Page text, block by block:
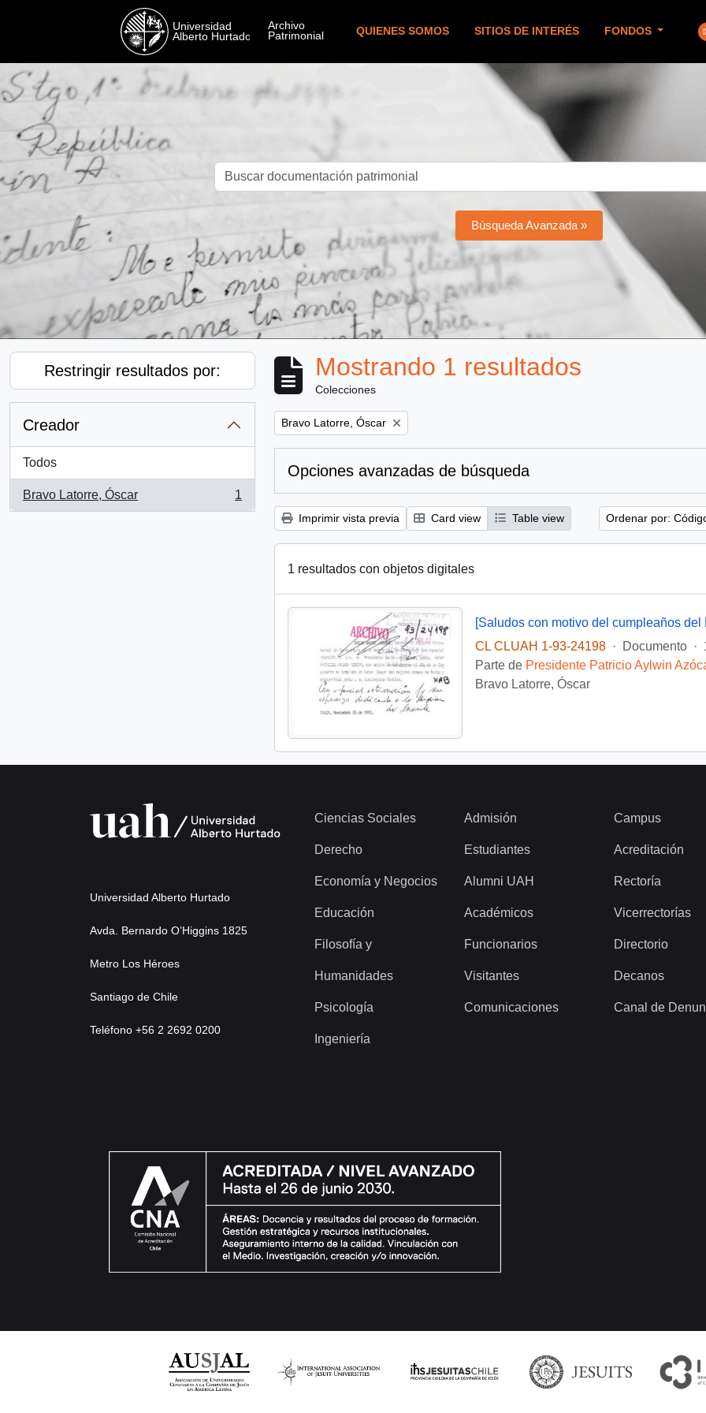
QUIENES SOMOS SITIOS DE INTERÉS FONDOS
Búsqueda Avanzada »
Restringir resultados por:
Creador
Todos
Bravo Latorre, Óscar
, 1 resultados
1
Mostrando 1 resultados
Colecciones
Remove filter:
Bravo Latorre, Óscar
Opciones avanzadas de búsqueda
Imprimir vista previa Card view Table view Ordenar por:
1 resultados con objetos digitales
[Saludos con motivo del cumpleaños del
CL CLUAH 1-93-24198
· Documento ·
Parte de Presidente Patricio Aylwin
Bravo Latorre, Óscar
Universidad Alberto Hurtado
Avda. Bernardo O’Higgins 1825
Metro Los Héroes
Santiago de Chile
Teléfono +56 2 2692 0200
Ciencias Sociales
Derecho
Economía y Negocios
Educación
Filosofía y
Humanidades
Psicología
Ingeniería
Admisión
Estudiantes
Alumni UAH
Académicos
Funcionarios
Visitantes
Comunicaciones
Campus
Acreditación
Rectoría
Vicerrectorías
Directorio
Decanos
Canal de